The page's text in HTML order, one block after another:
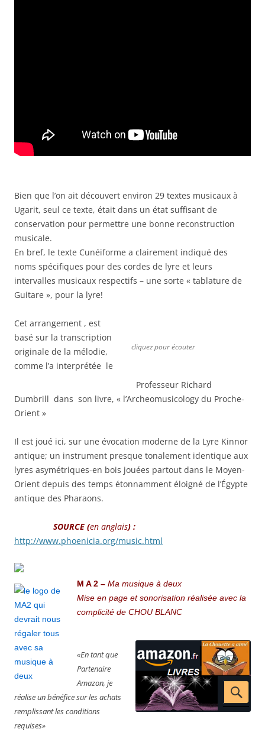
Bien que l’on ait découvert environ 29 textes musicaux à
Ugarit, seul ce texte, était dans un état suffisant de
conservation pour permettre une bonne reconstruction
musicale.
En bref, le texte Cunéiforme a clairement indiqué des
noms spécifiques pour des cordes de lyre et leurs
intervalles musicaux respectifs – une sorte « tablature de
Guitare », pour la lyre!
cliquez pour écouter
Cet arrangement , est
basé sur la transcription
originale de la mélodie,
comme l’a interprétée le
Professeur Richard
Dumbrill dans son livre, « l’Archeomusicology du Proche-
Orient »
Il est joué ici, sur une évocation moderne de la Lyre Kinnor
antique; un instrument presque tonalement identique aux
lyres asymétriques-en bois jouées partout dans le Moyen-
Orient depuis des temps étonnamment éloigné de l’Égypte
antique des Pharaons.
SOURCE (en anglais) :
http://www.phoenicia.org/music.html
M A 2 – Ma musique à deux
Mise en page et sonorisation réalisée avec la
complicité de CHOU BLANC
«En tant que
Partenaire
Amazon, je
réalise un bénéfice sur les achats
remplissant les conditions
requises»